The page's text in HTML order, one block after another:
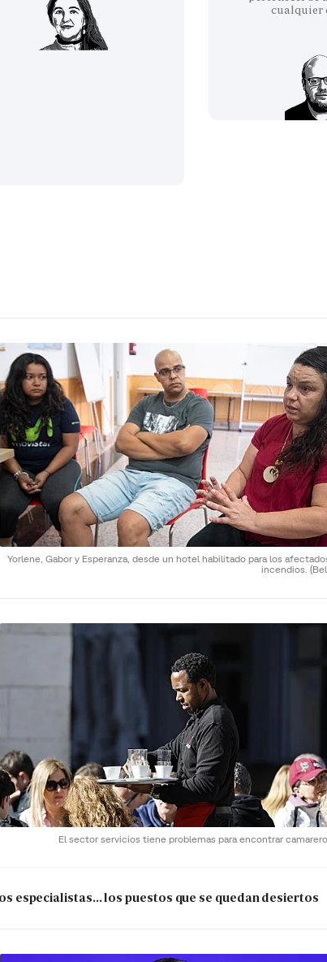
cualquier
Yorlene, Gabor y Esperanza, desde un hotel habilitado para los
incendios.
El sector servicios tiene problemas para encontrar
especialistas... los puestos que se quedan desiertos